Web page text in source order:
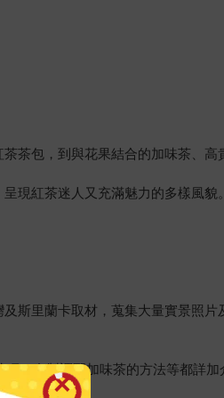
茶包，到與花果結合的加味茶、高
現紅茶迷人又充滿魅力的多樣風貌。
斯里蘭卡取材，蒐集大量實景照
、自製調配加味茶的方法等都詳